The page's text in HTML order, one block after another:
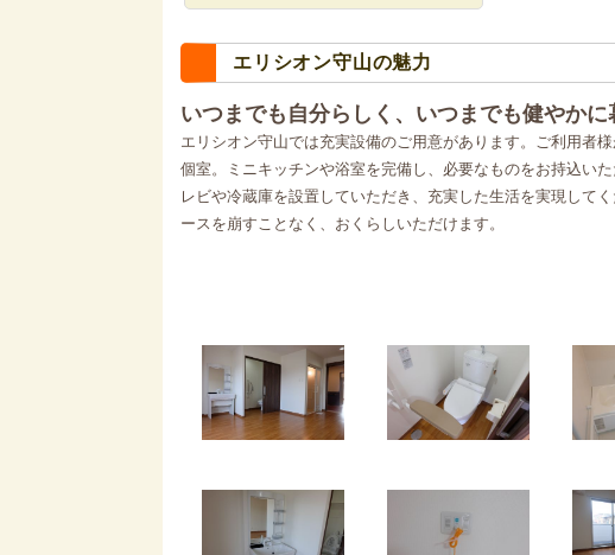
エリシオン守山の魅力
いつまでも自分らしく、いつまでも健やかに
エリシオン守山では充実設備のご用意があります。ご利用者
個室。ミニキッチンや浴室を完備し、必要なものをお持込い
レビや冷蔵庫を設置していただき、充実した生活を実現して
ースを崩すことなく、おくらしいただけます。